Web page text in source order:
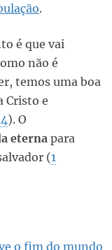
.
é que vai
não é
temos uma boa
Cristo e
). O
eterna para
(1
o fim do mundo